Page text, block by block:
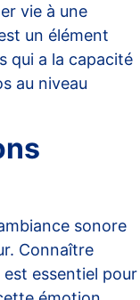
vie à une
un élément
qui a la capacité
au niveau
sonore
Connaître
est essentiel pour